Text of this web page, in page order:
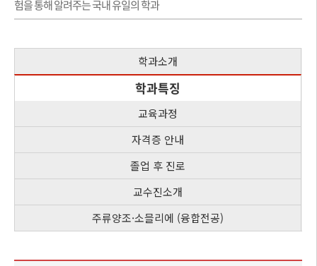
험을 통해 알려주는 국내 유일의 학과
학과소개
학과특징
교육과정
자격증 안내
졸업 후 진로
교수진소개
주류양조·소믈리에 (융합전공)